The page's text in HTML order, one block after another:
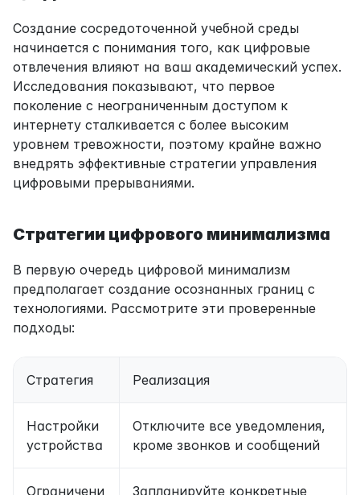
Создание сосредоточенной учебной среды
начинается с понимания того, как цифровые
отвлечения влияют на ваш академический успех.
Исследования показывают, что первое
поколение с неограниченным доступом к
интернету сталкивается с более высоким
уровнем тревожности, поэтому крайне важно
внедрять эффективные стратегии управления
цифровыми прерываниями.
Стратегии цифрового минимализма
В первую очередь цифровой минимализм
предполагает создание осознанных границ с
технологиями. Рассмотрите эти проверенные
подходы:
Стратегия Реализация
Настройки
устройства
Отключите все уведомления,
кроме звонков и сообщений
Ограничени
Запланируйте конкретные